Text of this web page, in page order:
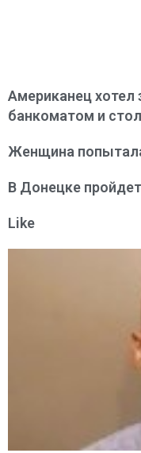
Американец хотел
банкоматом и
Женщина
В Донецке
Like